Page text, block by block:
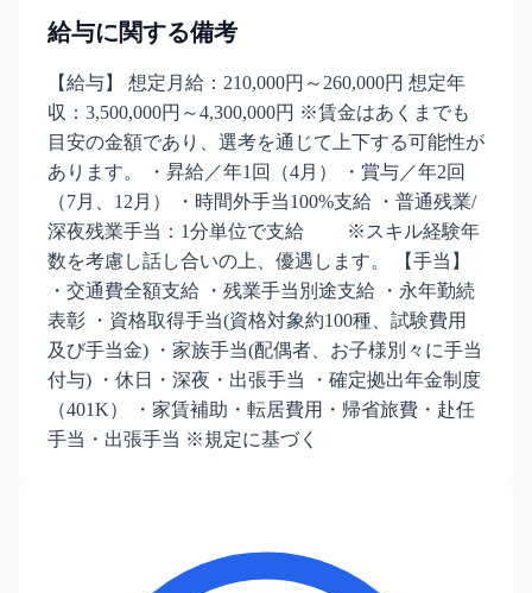
給与に関する備考
【給与】 想定月給：210,000円～260,000円 想定年
収：3,500,000円～4,300,000円 ※賃金はあくまでも
目安の金額であり、選考を通じて上下する可能性が
あります。 ・昇給／年1回（4月） ・賞与／年2回
（7月、12月） ・時間外手当100%支給 ・普通残業/
深夜残業手当：1分単位で支給 ※スキル経験年
数を考慮し話し合いの上、優遇します。 【手当】
・交通費全額支給 ・残業手当別途支給 ・永年勤続
表彰 ・資格取得手当(資格対象約100種、試験費用
及び手当金) ・家族手当(配偶者、お子様別々に手当
付与) ・休日・深夜・出張手当 ・確定拠出年金制度
（401K） ・家賃補助・転居費用・帰省旅費・赴任
手当・出張手当 ※規定に基づく